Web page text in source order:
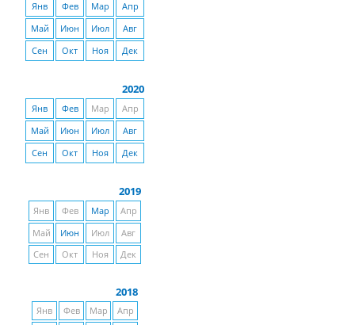
Янв Фев Мар
Апр
Май
Июн Июл
Авг
Сен
Окт Ноя Дек
2020
Янв Фев Мар
Апр
Май
Июн Июл
Авг
Сен
Окт Ноя Дек
2019
Янв Фев Мар
Апр
Май
Июн Июл
Авг
Сен
Окт Ноя Дек
2018
Янв Фев Мар
Апр